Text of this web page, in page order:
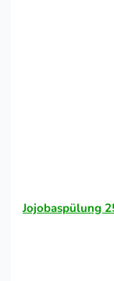
Jojobaspülung